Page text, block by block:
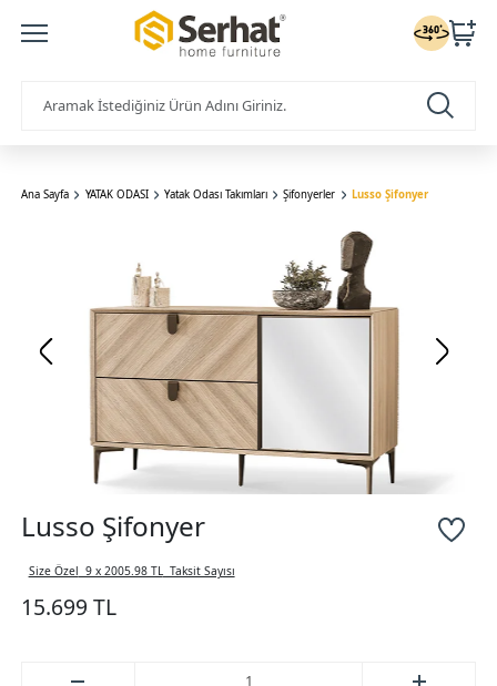
Ana Sayfa YATAK ODASI Yatak Odası Takımları Şifonyerler Lusso Şifonyer
Lusso Şifonyer
Size Özel 9 x 2005.98 TLTaksit Sayısı
15.699 TL